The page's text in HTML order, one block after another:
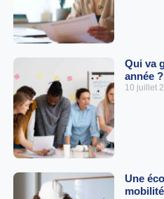
Qui va
année ?
10 juillet
Une